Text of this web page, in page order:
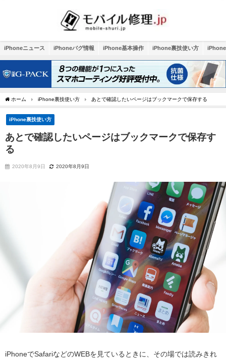
iPhoneニュース iPhoneバグ情報 iPhone基本操作 iPhone裏技使い方
ホーム iPhone裏技使い方 あとで確認したいページはブックマークで保存する
iPhone裏技使い方
あとで確認したいページはブックマークで保存す
る
2020年8月9日 2020年8月9日
iPhoneでSafariなどのWEBを見ているときに、その場では読みきれ